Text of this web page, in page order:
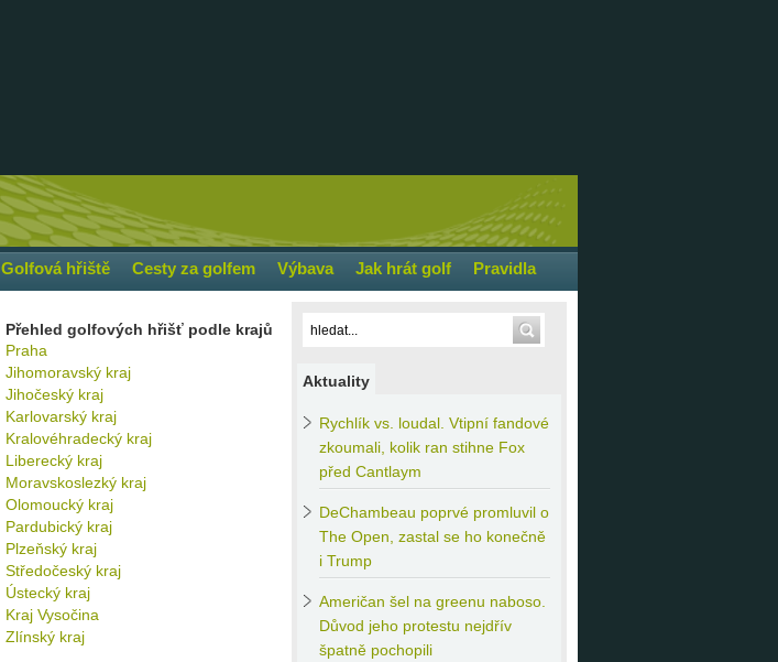
Golfová hřiště Cesty za golfem Výbava Jak hrát golf Pravidla
Přehled golfových hřišť podle krajů
Praha
Jihomoravský kraj
Jihočeský kraj
Karlovarský kraj
Kralovéhradecký kraj
Liberecký kraj
Moravskoslezký kraj
Olomoucký kraj
Pardubický kraj
Plzeňský kraj
Středočeský kraj
Ústecký kraj
Kraj Vysočina
Zlínský kraj
Aktuality
Rychlík vs. loudal. Vtipní fandové
zkoumali, kolik ran stihne Fox
před Cantlaym
DeChambeau poprvé promluvil o
The Open, zastal se ho konečně
i Trump
Američan šel na greenu naboso.
Důvod jeho protestu nejdřív
špatně pochopili